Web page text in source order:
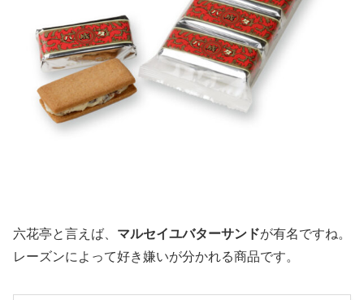
六花亭と言えば、 マルセイユバターサンドが有名ですね。
レーズンによって好き嫌いが分かれる商品です。